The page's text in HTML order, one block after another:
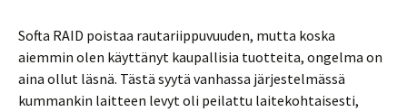
Softa RAID poistaa rautariippuvuuden, mutta koska
aiemmin olen käyttänyt kaupallisia tuotteita, ongelma on
aina ollut läsnä. Tästä syytä vanhassa järjestelmässä
kummankin laitteen levyt oli peilattu laitekohtaisesti,